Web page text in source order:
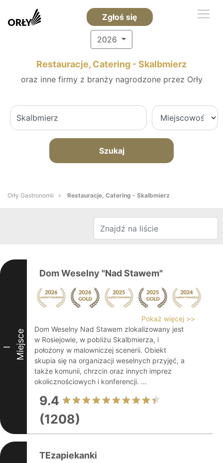
Zgłoś się
2026
Restauracje, Catering - Skalbmierz
oraz inne firmy z branży nagrodzone przez Orły
Szukaj
Orły Gastronomii Restauracje, Catering - Skalbmierz
I Miejsce
Dom Weselny "Nad Stawem"
Pokaż więcej >>
Dom Weselny Nad Stawem zlokalizowany jest
w Rosiejowie, w pobliżu Skalbmierza, i
położony w malowniczej scenerii. Obiekt
skupia się na organizacji weselnych przyjęć, a
także komunii, chrzcin oraz innych imprez
okolicznościowych i konferencji. ...
9.4
(1208)
TEzapiekanki